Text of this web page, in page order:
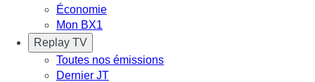
Économie
Mon BX1
Replay TV
Toutes nos émissions
Dernier JT